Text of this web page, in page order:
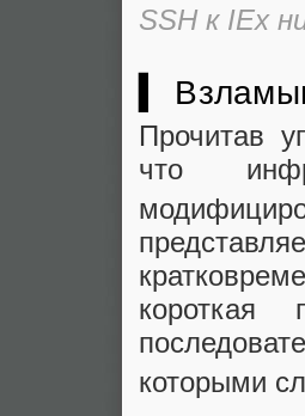
SSH к IEx
▍
Прочитав
что
которыми